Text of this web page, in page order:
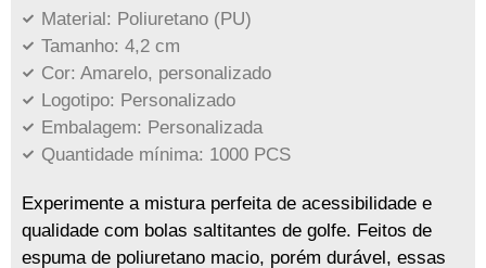
Material: Poliuretano (PU)
Tamanho: 4,2 cm
Cor: Amarelo, personalizado
Logotipo: Personalizado
Embalagem: Personalizada
Quantidade mínima: 1000 PCS
Experimente a mistura perfeita de acessibilidade e
qualidade com bolas saltitantes de golfe. Feitos de
espuma de poliuretano macio, porém durável, essas